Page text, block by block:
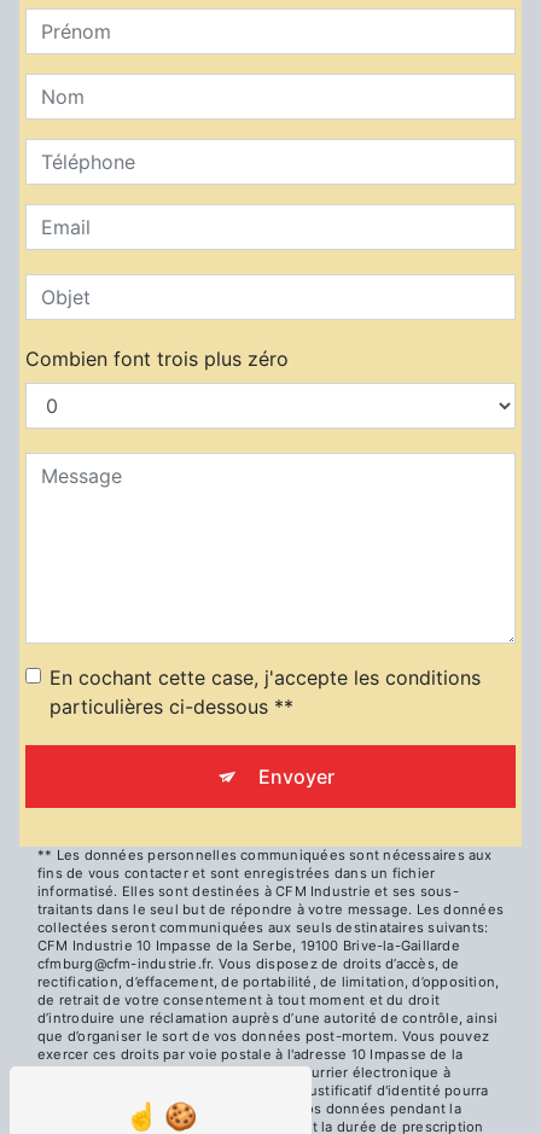
Combien font trois plus zéro
En cochant cette case, j'accepte les conditions
particulières ci-dessous **
Envoyer
** Les données personnelles communiquées sont nécessaires aux
fins de vous contacter et sont enregistrées dans un fichier
informatisé. Elles sont destinées à CFM Industrie et ses sous-
traitants dans le seul but de répondre à votre message. Les données
collectées seront communiquées aux seuls destinataires suivants:
CFM Industrie 10 Impasse de la Serbe, 19100 Brive-la-Gaillarde
cfmburg@cfm-industrie.fr. Vous disposez de droits d’accès, de
rectification, d’effacement, de portabilité, de limitation, d’opposition,
de retrait de votre consentement à tout moment et du droit
d’introduire une réclamation auprès d’une autorité de contrôle, ainsi
que d’organiser le sort de vos données post-mortem. Vous pouvez
exercer ces droits par voie postale à l'adresse 10 Impasse de la
Serbe, 19100 Brive-la-Gaillarde ou par courrier électronique à
l'adresse cfmburg@cfm-industrie.fr. Un justificatif d'identité pourra
vous être demandé. Nous conservons vos données pendant la
période de prise de contact puis pendant la durée de prescription